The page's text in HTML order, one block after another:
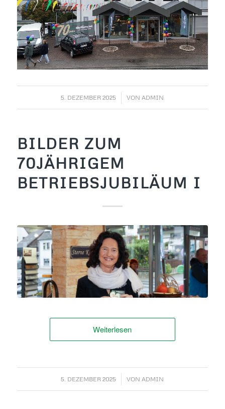
5. DEZEMBER 2025
/ VON ADMIN
BILDER ZUM
70JÄHRIGEM
BETRIEBSJUBILÄUM I
Weiterlesen
5. DEZEMBER 2025
/ VONADMIN